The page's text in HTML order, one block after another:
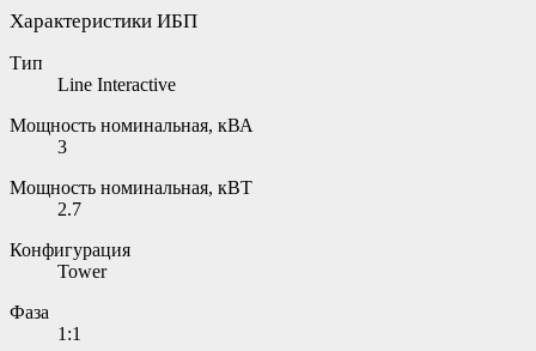
Характеристики ИБП
Тип
Line Interactive
Мощность номинальная, кВА
3
Мощность номинальная, кВТ
2.7
Конфигурация
Tower
Фаза
1:1